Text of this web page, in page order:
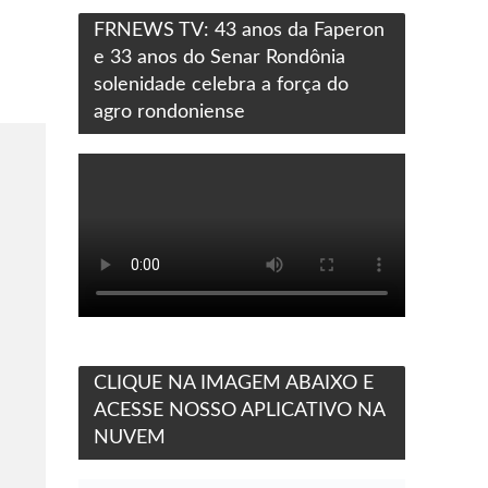
FRNEWS TV: 43 anos da Faperon
e 33 anos do Senar Rondônia
solenidade celebra a força do
agro rondoniense
CLIQUE NA IMAGEM ABAIXO E
ACESSE NOSSO APLICATIVO NA
NUVEM